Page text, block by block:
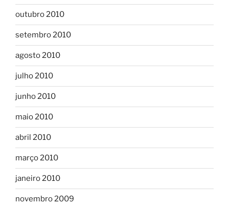
outubro 2010
setembro 2010
agosto 2010
julho 2010
junho 2010
maio 2010
abril 2010
março 2010
janeiro 2010
novembro 2009